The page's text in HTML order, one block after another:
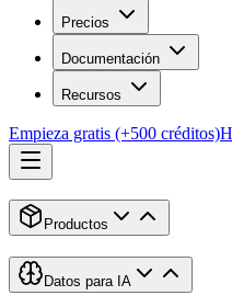
Precios
Documentación
Recursos
Empieza gratis (+500 créditos)
Productos
Datos para IA